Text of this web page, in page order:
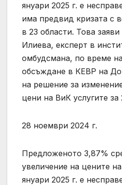
януари 2025 г. е
има предвид кризата с
в 23 области. Това
Илиева, експерт в
омбудсмана, по време
обсъждане в КЕВР на
на решение за
цени на ВиК услугите за
28 ноември 2024 г.
Предложеното 3,87%
увеличение на цените
януари 2025 г. е